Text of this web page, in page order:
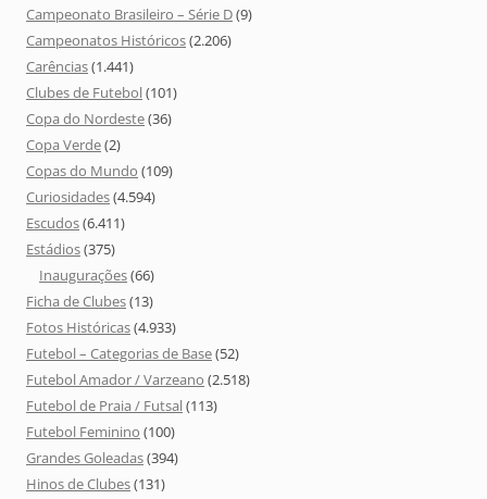
Campeonato Brasileiro – Série D(9)
Campeonatos Históricos(2.206)
Carências(1.441)
Clubes de Futebol(101)
Copa do Nordeste(36)
Copa Verde(2)
Copas do Mundo (109)
Curiosidades(4.594)
Escudos(6.411)
Estádios(375)
Inaugurações(66)
Ficha de Clubes(13)
Fotos Históricas(4.933)
Futebol – Categorias de Base(52)
Futebol Amador / Varzeano (2.518)
Futebol de Praia / Futsal(113)
Futebol Feminino (100)
Grandes Goleadas(394)
Hinos de Clubes(131)